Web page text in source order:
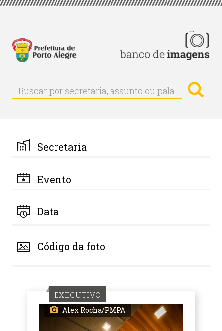
Pular
principal
Buscar
Buscar
por
palavra-
chave
Secretaria
Evento
Data
Código da foto
EXECUTIVO
Alex Rocha/PMPA